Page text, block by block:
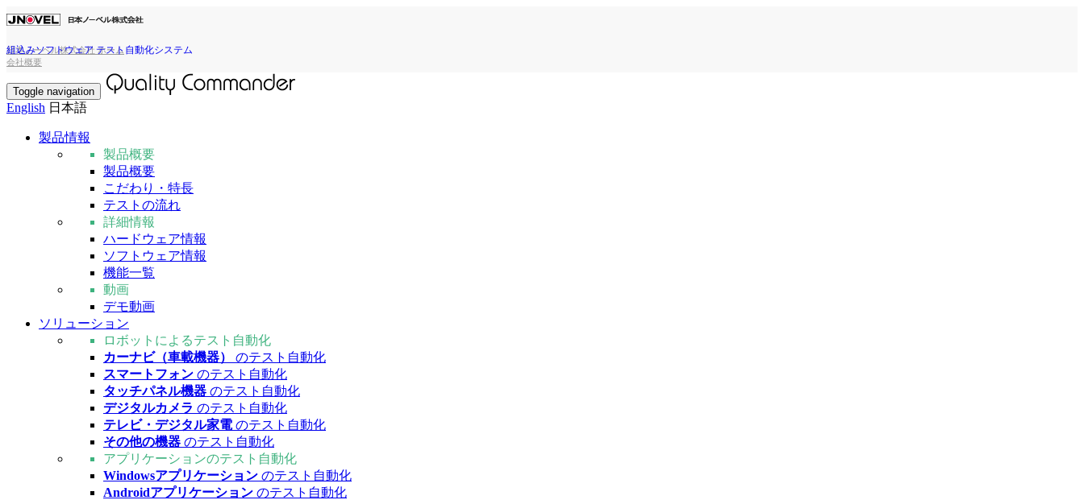
日本ノーベル株式会社 ホーム
会社概要
Toggle navigation
組込みソフトウェア テスト自動化システム
English 日本語
製品情報
製品概要
製品概要
こだわり・特長
テストの流れ
詳細情報
ハードウェア情報
ソフトウェア情報
機能一覧
動画
デモ動画
ソリューション
ロボットによるテスト自動化
カーナビ（車載機器）
のテスト自動化
スマートフォン のテスト自動化
タッチパネル機器 のテスト自動化
デジタルカメラ のテスト自動化
テレビ・デジタル家電のテスト自動化
その他の機器 のテスト自動化
アプリケーションのテスト自動化
Windowsアプリケーション のテスト自動化
Androidアプリケーション のテスト自動化